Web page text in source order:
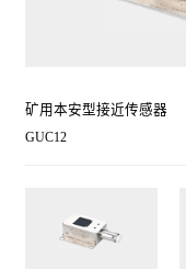
矿用本安型接近传感器
GUC12